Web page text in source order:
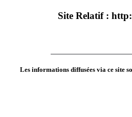
Site Relatif :
Les informations diffusées via ce site